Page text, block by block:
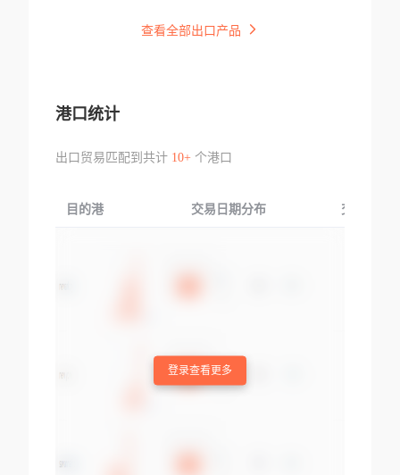
查看全部出口产品
港口统计
出口贸易匹配到共计 10+个港口
目的港 交易日期分布 交易产品
登录查看更多